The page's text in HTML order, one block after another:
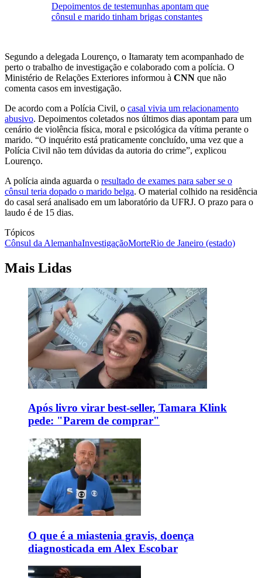
Depoimentos de testemunhas apontam que
cônsul e marido tinham brigas constantes
Segundo a delegada Lourenço, o Itamaraty tem acompanhado de
perto o trabalho de investigação e colaborado com a polícia. O
Ministério de Relações Exteriores informou à CNN que não
comenta casos em investigação.
De acordo com a Polícia Civil, o casal vivia um relacionamento
abusivo. Depoimentos coletados nos últimos dias apontam para um
cenário de violência física, moral e psicológica da vítima perante o
marido. “O inquérito está praticamente concluído, uma vez que a
Polícia Civil não tem dúvidas da autoria do crime”, explicou
Lourenço.
A polícia ainda aguarda o resultado de exames para saber se o
cônsul teria dopado o marido belga. O material colhido na residência
do casal será analisado em um laboratório da UFRJ. O prazo para o
laudo é de 15 dias.
Tópicos
Cônsul da AlemanhaInvestigaçãoMorteRio de Janeiro (estado)
Mais Lidas
Após livro virar best-seller, Tamara Klink
pede: "Parem de comprar"
O que é a miastenia gravis, doença
diagnosticada em Alex Escobar